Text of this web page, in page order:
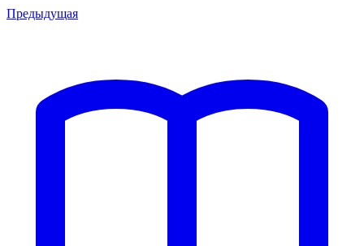
Предыдущая